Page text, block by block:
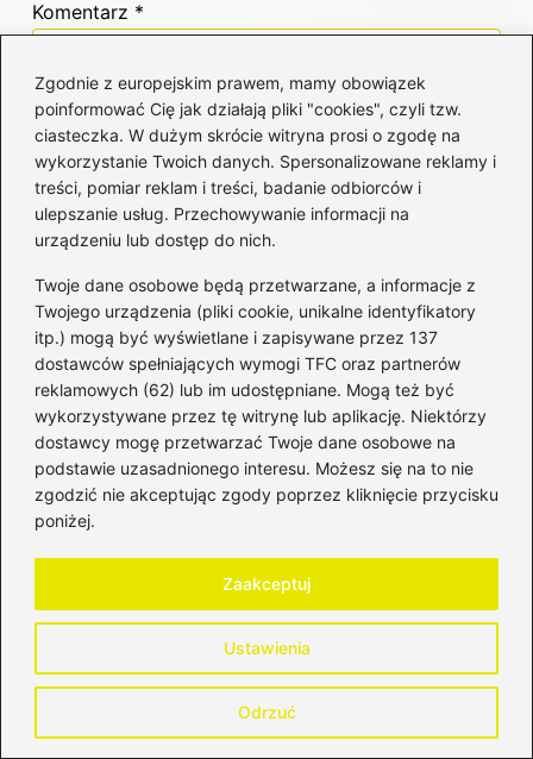
Zgodnie z europejskim prawem, mamy obowiązek
poinformować Cię jak działają pliki "cookies", czyli tzw.
ciasteczka. W dużym skrócie witryna prosi o zgodę na
wykorzystanie Twoich danych. Spersonalizowane reklamy i
treści, pomiar reklam i treści, badanie odbiorców i
ulepszanie usług. Przechowywanie informacji na
urządzeniu lub dostęp do nich.
Twoje dane osobowe będą przetwarzane, a informacje z
Twojego urządzenia (pliki cookie, unikalne identyfikatory
itp.) mogą być wyświetlane i zapisywane przez 137
dostawców spełniających wymogi TFC oraz partnerów
reklamowych (62) lub im udostępniane. Mogą też być
wykorzystywane przez tę witrynę lub aplikację. Niektórzy
dostawcy mogę przetwarzać Twoje dane osobowe na
podstawie uzasadnionego interesu. Możesz się na to nie
zgodzić nie akceptując zgody poprzez kliknięcie przycisku
poniżej.
Ustawienia
Odrzuć
Zaakceptuj
Komentarz *
Nazwa*
Adres email*
Witryna internetowa
Zapamiętaj moje dane w tej przeglądarce
podczas pisania kolejnych komentarzy.